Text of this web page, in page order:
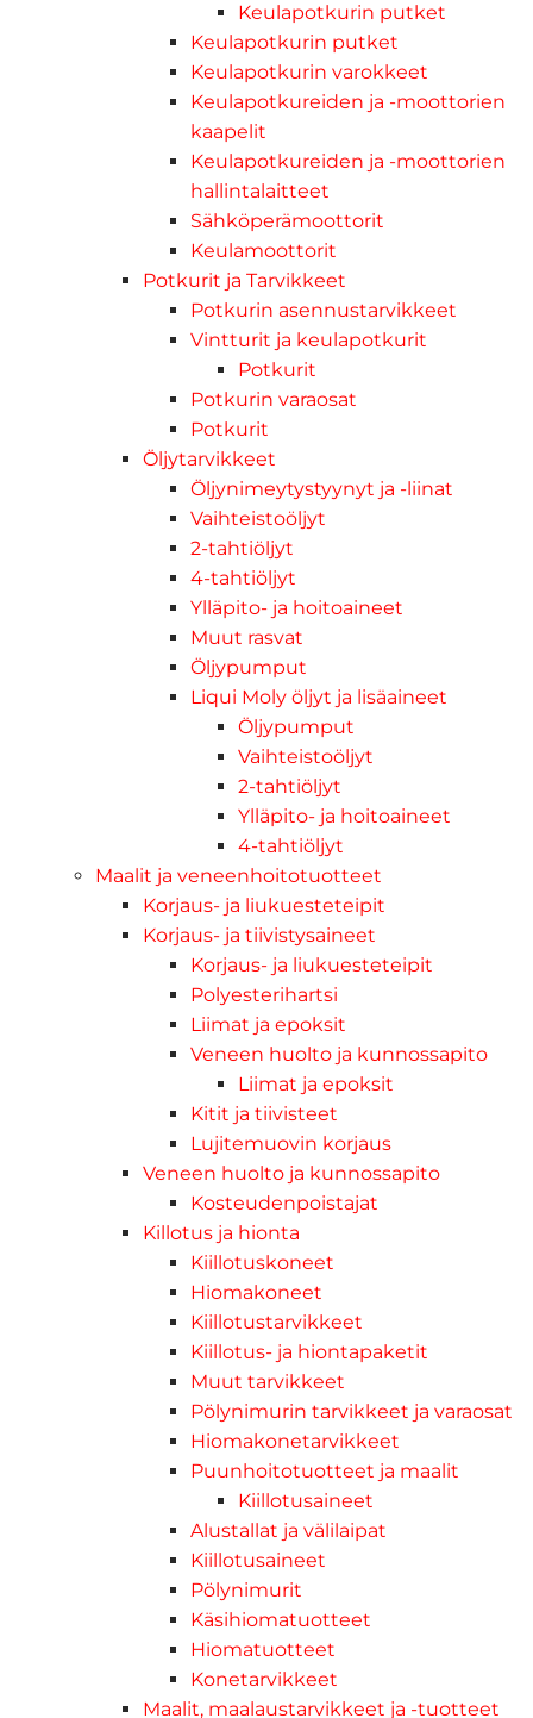
Keulapotkurin putket
Keulapotkurin putket
Keulapotkurin varokkeet
Keulapotkureiden ja -moottorien
kaapelit
Keulapotkureiden ja -moottorien
hallintalaitteet
Sähköperämoottorit
Keulamoottorit
Potkurit ja Tarvikkeet
Potkurin asennustarvikkeet
Vintturit ja keulapotkurit
Potkurit
Potkurin varaosat
Potkurit
Öljytarvikkeet
Öljynimeytystyynyt ja -liinat
Vaihteistoöljyt
2-tahtiöljyt
4-tahtiöljyt
Ylläpito- ja hoitoaineet
Muut rasvat
Öljypumput
Liqui Moly öljyt ja lisäaineet
Öljypumput
Vaihteistoöljyt
2-tahtiöljyt
Ylläpito- ja hoitoaineet
4-tahtiöljyt
Maalit ja veneenhoitotuotteet
Korjaus- ja liukuesteteipit
Korjaus- ja tiivistysaineet
Korjaus- ja liukuesteteipit
Polyesterihartsi
Liimat ja epoksit
Veneen huolto ja kunnossapito
Liimat ja epoksit
Kitit ja tiivisteet
Lujitemuovin korjaus
Veneen huolto ja kunnossapito
Kosteudenpoistajat
Killotus ja hionta
Kiillotuskoneet
Hiomakoneet
Kiillotustarvikkeet
Kiillotus- ja hiontapaketit
Muut tarvikkeet
Pölynimurin tarvikkeet ja varaosat
Hiomakonetarvikkeet
Puunhoitotuotteet ja maalit
Kiillotusaineet
Alustallat ja välilaipat
Kiillotusaineet
Pölynimurit
Käsihiomatuotteet
Hiomatuotteet
Konetarvikkeet
Maalit, maalaustarvikkeet ja -tuotteet